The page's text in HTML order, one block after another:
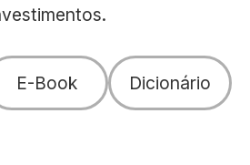
E-Book Dicionário